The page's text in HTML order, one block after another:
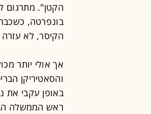
הקטן". מתרגום
בונפרטה,
הקיסר, לא עזרה
אך אולי יותר
והסאטיריקן
באופן עקבי את
ראש הממשלה